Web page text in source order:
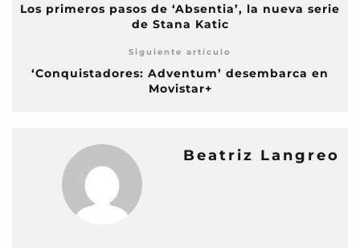
Los primeros pasos de ‘Absentia’, la nueva serie
de Stana Katic
Siguiente artículo
‘Conquistadores: Adventum’ desembarca en
Movistar+
Beatriz Langreo